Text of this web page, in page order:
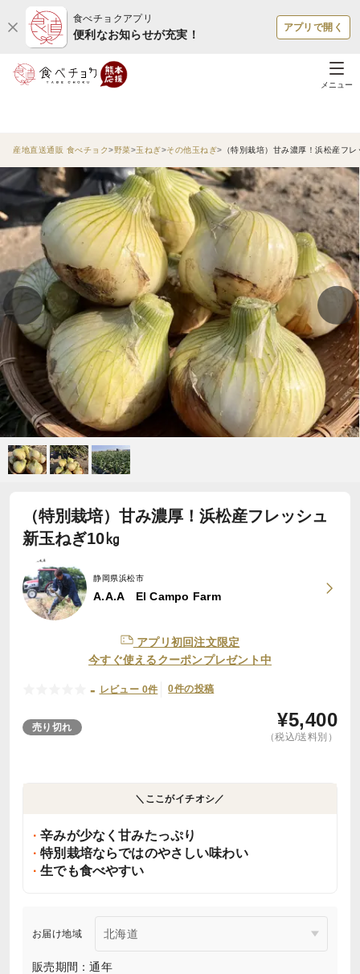
食べチョクアプリ
便利なお知らせが充実！
アプリで開く
メニュー
産地直送通販 食べチョク 野菜 玉ねぎ その他玉ねぎ （特別栽培）甘み濃厚！浜松産フ
（特別栽培）甘み濃厚！浜松産フレッシュ
新玉ねぎ10㎏
静岡県浜松市
A.A.A El Campo Farm
アプリ初回注文限定
今すぐ使えるクーポンプレゼント中
- レビュー 0件 0件の投稿
売り切れ ¥5,400
（税込/送料別）
＼ここがイチオシ／
辛みが少なく甘みたっぷり
特別栽培ならではのやさしい味わい
生でも食べやすい
お届け地域
販売期間：通年